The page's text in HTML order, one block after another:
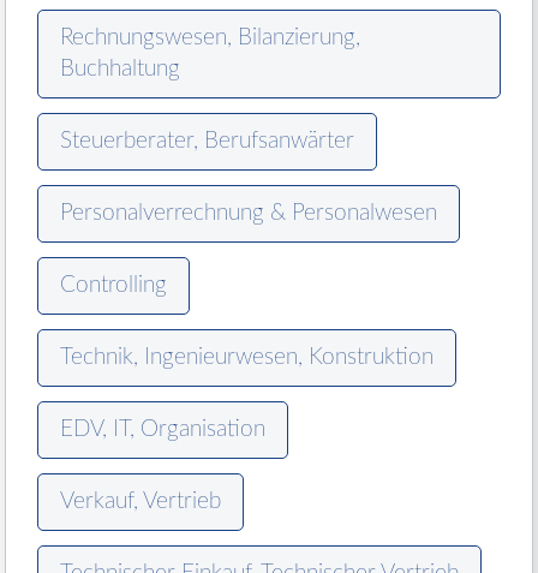
Rechnungswesen, Bilanzierung,
Buchhaltung
Steuerberater, Berufsanwärter
Personalverrechnung & Personalwesen
Controlling
Technik, Ingenieurwesen, Konstruktion
EDV, IT, Organisation
Verkauf, Vertrieb